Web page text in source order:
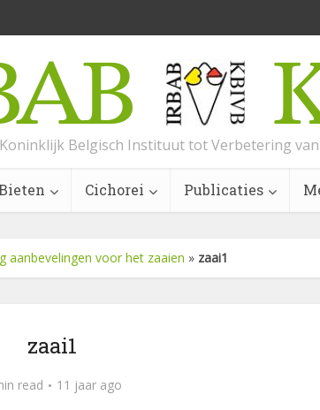
Koninklijk Belgisch Instituut tot Verbetering
Cichorei Publicaties
aanbevelingen voor het zaaien » zaai1
zaai1
read 11 jaar ago